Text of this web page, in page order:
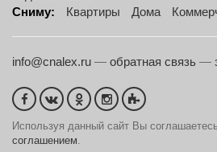
Сниму:
Квартиры Дома
info@cnalex.ru — обратная связь —
Используя данный сайт Вы
соглашением.